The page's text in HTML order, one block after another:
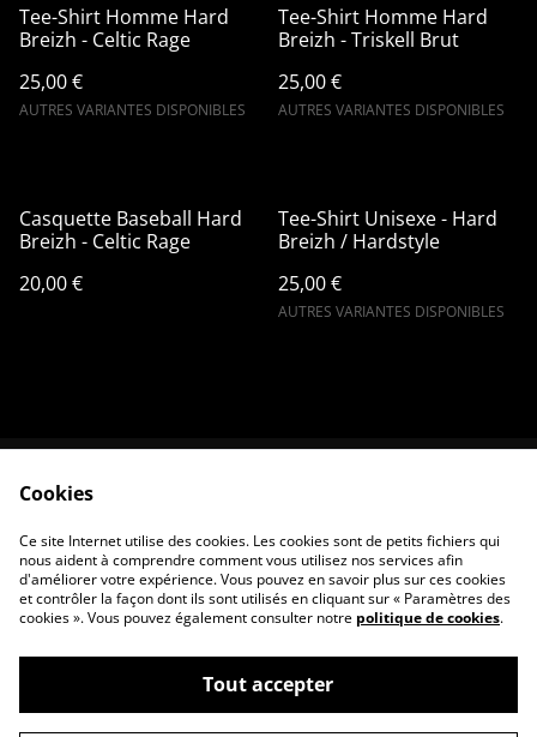
Tee-Shirt Homme Hard
Breizh - Celtic Rage
25,00 €
AUTRES VARIANTES DISPONIBLES
Tee-Shirt Homme Hard
Breizh - Triskell Brut
25,00 €
AUTRES VARIANTES DISPONIBLES
Casquette Baseball Hard
Breizh - Celtic Rage
20,00 €
Tee-Shirt Unisexe - Hard
Breizh / Hardstyle
25,00 €
AUTRES VARIANTES DISPONIBLES
Politique de
confidentialité
Politique de cookies
©2026HARD BREIZH
Cookies
Ce site Internet utilise des cookies. Les cookies sont de petits fichiers qui
nous aident à comprendre comment vous utilisez nos services afin
d'améliorer votre expérience. Vous pouvez en savoir plus sur ces cookies
et contrôler la façon dont ils sont utilisés en cliquant sur « Paramètres des
cookies ». Vous pouvez également consulter notre politique de cookies.
Tout accepter